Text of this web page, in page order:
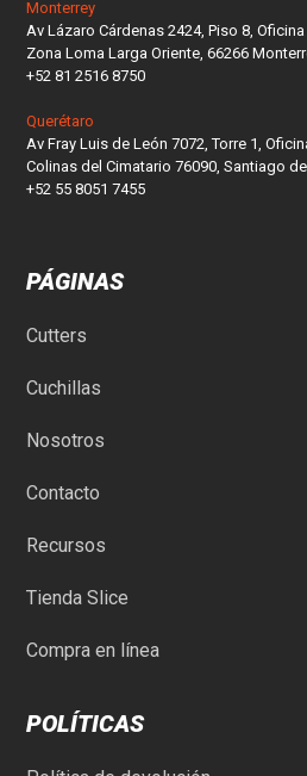
Monterrey
Av Lázaro Cárdenas 2424, Piso 8, Oficina
Zona Loma Larga Oriente, 66266
+52 81 2516 8750
Querétaro
Av Fray Luis de León 7072, Torre 1,
Colinas del Cimatario 76090, Santiago
+52 55 8051 7455
PÁGINAS
Cutters
Cuchillas
Nosotros
Contacto
Recursos
Tienda Slice
Compra en línea
POLÍTICAS